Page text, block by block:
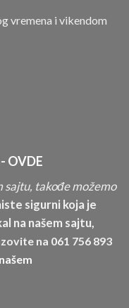
vremena i vikendom
OVDE
sajtu, takođe možemo
sigurni koja je
na našem sajtu,
na 061 756 893